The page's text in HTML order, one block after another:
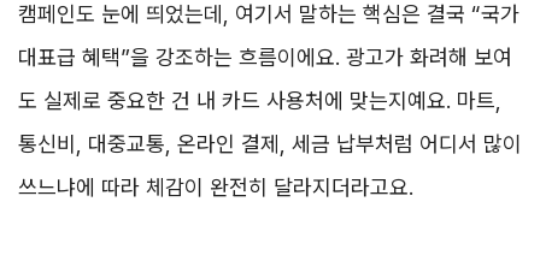
캠페인도 눈에 띄었는데, 여기서 말하는 핵심은 결국 “국가
대표급 혜택”을 강조하는 흐름이에요. 광고가 화려해 보여
도 실제로 중요한 건 내 카드 사용처에 맞는지예요. 마트,
통신비, 대중교통, 온라인 결제, 세금 납부처럼 어디서 많이
쓰느냐에 따라 체감이 완전히 달라지더라고요.